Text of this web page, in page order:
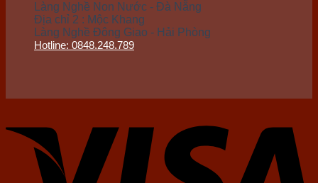
Làng Nghề Non Nước - Đà Nẵng
Địa chỉ 2 : Mộc Khang
Làng Nghề Đông Giao - Hải Phòng
Hotline: 0848.248.789